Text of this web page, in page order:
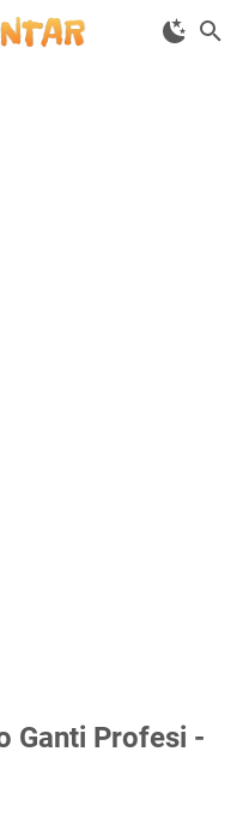
Ganti Profesi -